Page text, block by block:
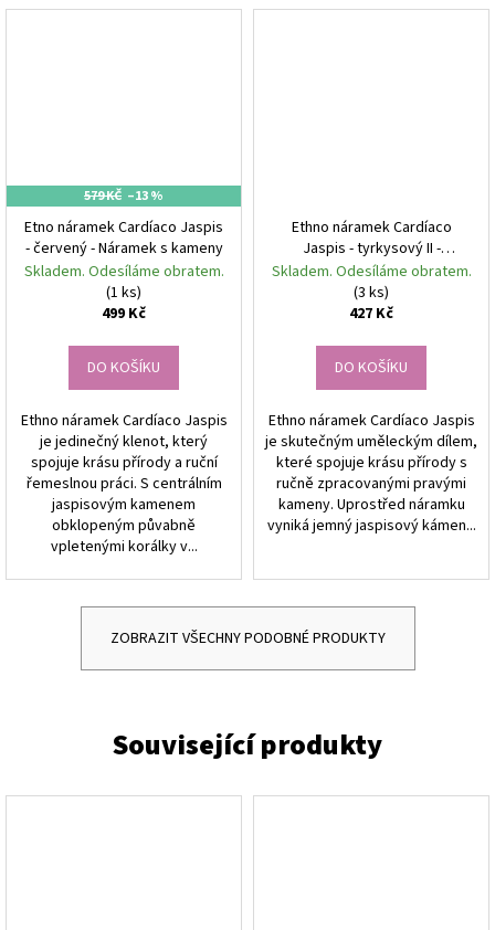
579 KČ –13 %
Etno náramek Cardíaco Jaspis
- červený - Náramek s kameny
Skladem. Odesíláme obratem.
(1 ks)
499 Kč
DO KOŠÍKU
Ethno náramek Cardíaco Jaspis
je jedinečný klenot, který
spojuje krásu přírody a ruční
řemeslnou práci. S centrálním
jaspisovým kamenem
obklopeným půvabně
vpletenými korálky v...
Ethno náramek Cardíaco
Jaspis - tyrkysový II -
Náramek s kameny
Skladem. Odesíláme obratem.
(3 ks)
427 Kč
DO KOŠÍKU
Ethno náramek Cardíaco Jaspis
je skutečným uměleckým dílem,
které spojuje krásu přírody s
ručně zpracovanými pravými
kameny. Uprostřed náramku
vyniká jemný jaspisový kámen...
ZOBRAZIT VŠECHNY PODOBNÉ PRODUKTY